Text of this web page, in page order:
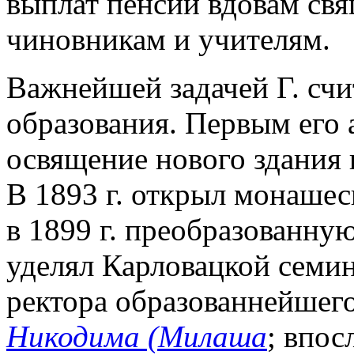
чиновникам и учителям.
Важнейшей задачей Г.
образования. Первым его
освящение нового
В 1893 г. открыл
в 1899 г.
уделял Карловацкой
ректора
Никодима (Милаша;